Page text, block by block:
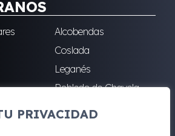
PRIVACIDAD
Alcobendas
Coslada
Leganés
Robledo de Chavela